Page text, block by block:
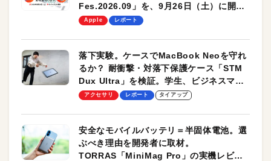
Fes.2026.09」を、9月26日（土）に開催
します！
Apple レポート
落下実験。ケースでMacBook Neoを守れ
るか？ 耐衝撃・対落下保護ケース「STM
Dux Ultra」を検証。学生、ビジネスマン
のモバイルユースに最適！
アクセサリ レポート タイアップ
安全なモバイルバッテリ＝半固体電池。選
ぶべき理由を開発者に取材。
TORRAS「MiniMag Pro」の実機レビュ